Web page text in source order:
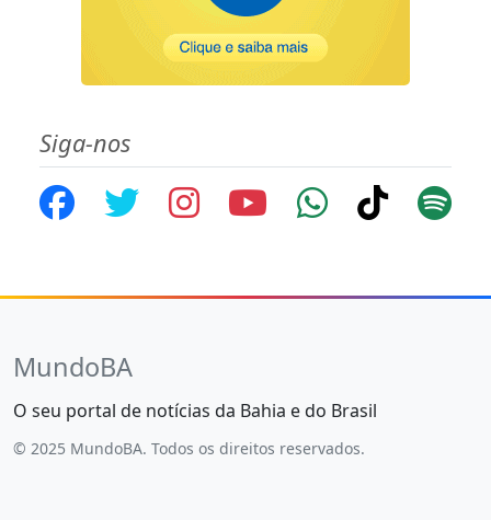
Siga-nos
MundoBA
O seu portal de notícias da Bahia e do Brasil
© 2025 MundoBA. Todos os direitos reservados.